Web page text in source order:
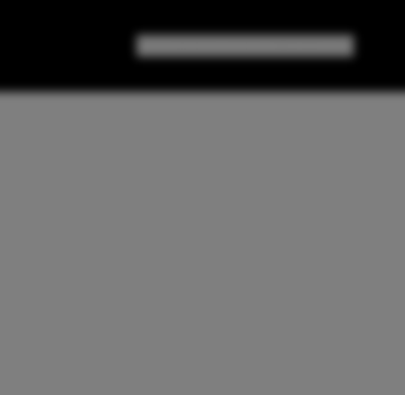
GAMES GEAR GEEK CULTURE